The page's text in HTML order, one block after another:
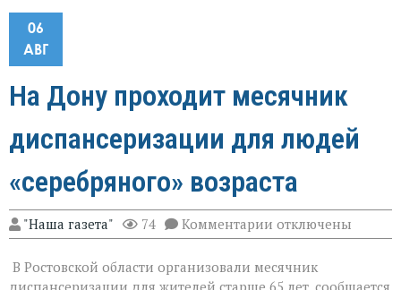
06
АВГ
На Дону проходит месячник
диспансеризации для людей
«серебряного» возраста
"Наша газета" 74 Комментарии к
записи
Дону
проходит
отключены
В Ростовской области организовали месячник